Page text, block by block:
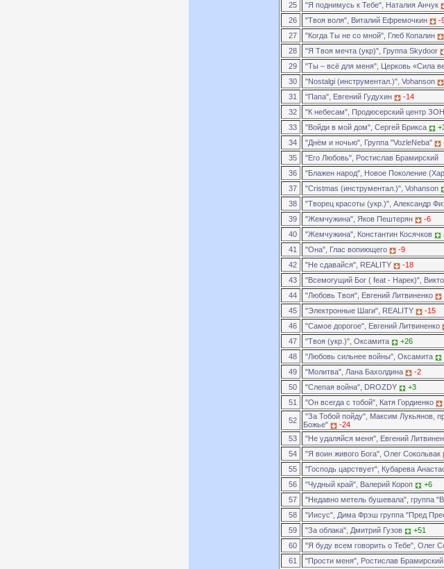
25
"Я поднимусь к Тебе", Наталия Анчук
26
"Твоя воля", Виталий Ефремочкин
-
27
"Когда Ты не со мной", Глеб Копалин
28
"Я Твоя мечта (укр)", Группа Skydoor
29
"Ты – всё для меня", Церковь «Сила
30
"Nostalgi (инструментал.)", Vohanson
31
"Папа", Евгений Гудухин
-14
32
"К небесам", Продюсерский центр
33
"Войди в мой дом", Сергей Брикса
34
"Днём и ночью", Группа "VozleNeba"
35
"Его Любовь", Ростислав Брамирский
36
"Блажен народ", Новое Поколение
37
"Cristmas (инструментал.)", Vohanson
38
"Творец красоты (укр.)", Александр
39
"Жемчужина", Яков Пештерян
-6
40
"Жемчужина", Константин Косячков
41
"Она", Глас вопиющего
-9
42
"Не сдавайся", REALITY
-18
43
"Всемогущий Бог ( feat - Нарек)",
44
"Любовь Твоя", Евгений Литвиненко
45
"Электронные Шаги", REALITY
-15
46
"Самое дорогое", Евгений Литвиненко
47
"Твоя (укр.)", Оксамита
+26
48
"Любовь сильнее войны", Оксамита
49
"Молитва", Лана Бахолдина
-2
50
"Слепая война", DROZDY
+3
51
"Он всегда с тобой", Катя Гордиенко
52
"За Тобой пойду", Максим Лукьянов,
Божье"
-24
53
"Не удаляйся меня", Евгений
54
"Я воин живого Бога", Олег Сокольвак
55
"Господь царствует", Кубарева
56
"Чудный край", Валерий Короп
+6
57
"Недавно метель бушевала", группа
58
"Иисус", Дима Фрэш группа "Пред
59
"За облака", Дмитрий Гузов
+51
60
"Я буду всем говорить о Тебе", Олег
61
"Прости меня", Ростислав Брамирский